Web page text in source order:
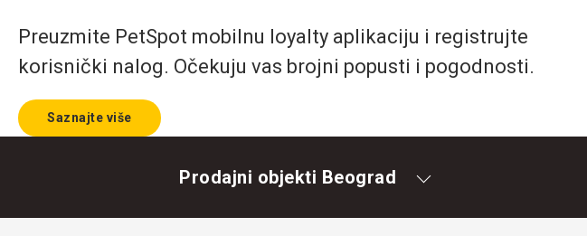
Preuzmite PetSpot mobilnu loyalty aplikaciju i registrujte
korisnički nalog. Očekuju vas brojni popusti i pogodnosti.
Saznajte više
Prodajni objekti Beograd